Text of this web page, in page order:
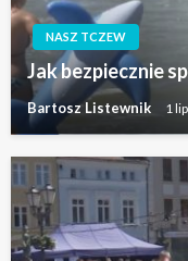
NASZ TCZEW
Jak bezpiecznie
Bartosz Listewnik 1